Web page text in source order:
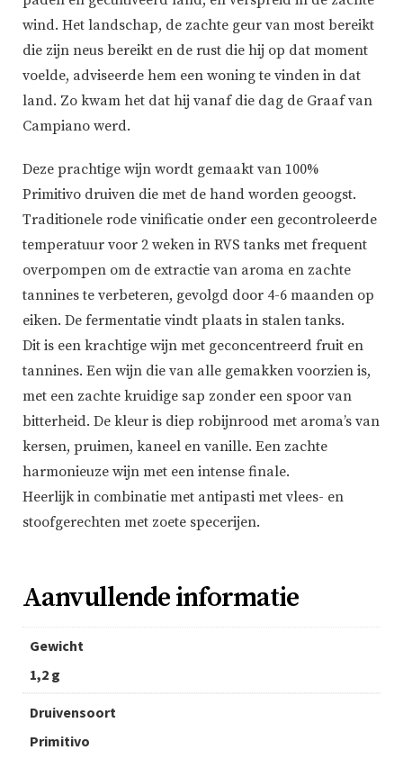
wind. Het landschap, de zachte geur van most bereikt
die zijn neus bereikt en de rust die hij op dat moment
voelde, adviseerde hem een woning te vinden in dat
land. Zo kwam het dat hij vanaf die dag de Graaf van
Campiano werd.
Deze prachtige wijn wordt gemaakt van 100%
Primitivo druiven die met de hand worden geoogst.
Traditionele rode vinificatie onder een gecontroleerde
temperatuur voor 2 weken in RVS tanks met frequent
overpompen om de extractie van aroma en zachte
tannines te verbeteren, gevolgd door 4-6 maanden op
eiken. De fermentatie vindt plaats in stalen tanks.
Dit is een krachtige wijn met geconcentreerd fruit en
tannines. Een wijn die van alle gemakken voorzien is,
met een zachte kruidige sap zonder een spoor van
bitterheid. De kleur is diep robijnrood met aroma’s van
kersen, pruimen, kaneel en vanille. Een zachte
harmonieuze wijn met een intense finale.
Heerlijk in combinatie met antipasti met vlees- en
stoofgerechten met zoete specerijen.
Aanvullende informatie
Gewicht
1,2 g
Druivensoort
Primitivo